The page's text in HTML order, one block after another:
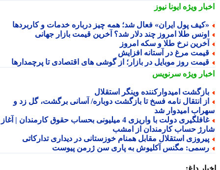
ویژهایونا نیوز
پول ایران» فعال شد؛ همه چیز درباره خدمات و کاربردها
طلا امروز چند دلار شد؟ آخرین قیمت بازار جهانی
نرخ طلا و سکه امروز
مرغ در آستانه افزایش
روز موبایل در بازار؛ از گوشی های اقتصادی تا پرچمدارها
ویژهسرنویس
امیدوارکننده وینگر استقلال
انتقال نامه فسخ تا بازگشت دوباره/ آسانی برگشت، گل زد و
امیدوار شد
غافلگیری دولت با واریزی 4 میلیونی بحساب حقوق کارمندان | آغاز
حساب کارمندان از امشب
استقلال مقابل همنام خوزستانی در دیداری تدارکاتی
مگنس آکلیوش به پاری سن ژرمن پیوست